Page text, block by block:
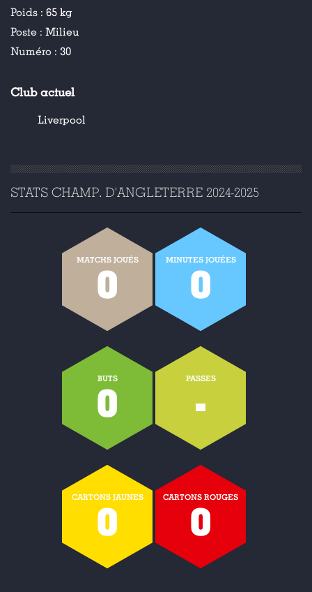
Poids : 65 kg
Poste : Milieu
Numéro : 30
Club actuel
Liverpool
STATS CHAMP. D'ANGLETERRE 2024-2025
MATCHS JOUÉS
0
MINUTES JOUÉES
0
BUTS
0
PASSES
-
CARTONS JAUNES
0
CARTONS ROUGES
0